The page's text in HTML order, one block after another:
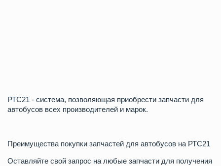
РТС21 - система, позволяющая приобрести запчасти для
автобусов всех производителей и марок.
Преимущества покупки запчастей для автобусов на РТС21
Оставляйте свой запрос на любые запчасти для получения